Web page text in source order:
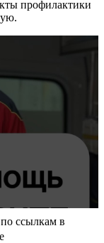
профилактики
ссылкам в